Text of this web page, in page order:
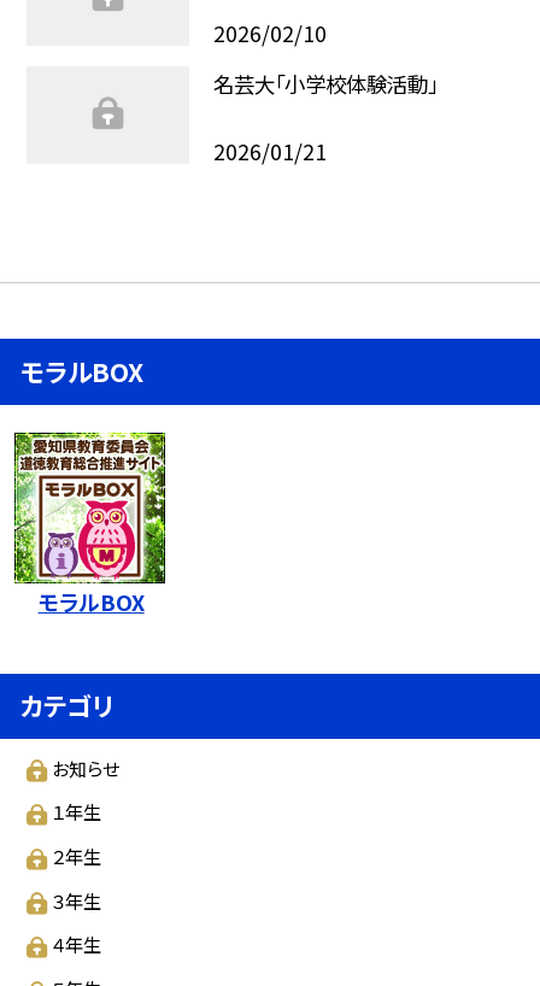
2026/02/10
名芸大「小学校体験活動」
2026/01/21
モラルBOX
モラルBOX
カテゴリ
お知らせ
１年生
２年生
３年生
４年生